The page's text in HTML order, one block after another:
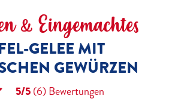
& Eingemachtes
GELEE MIT
GEWÜRZEN
5/5(6)Bewertungen